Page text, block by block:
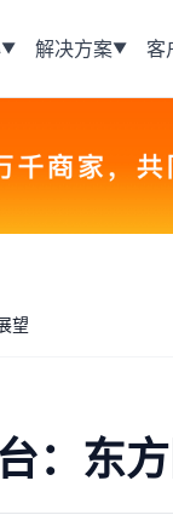
▼ 解决方案▼ 客
望
：东